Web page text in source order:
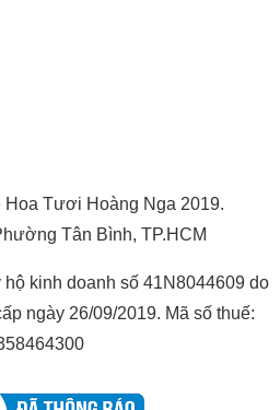
Hoa Tươi Hoàng Nga 2019.
Tân Bình, TP.HCM
kinh doanh số 41N8044609 do
ngày 26/09/2019. Mã số thuế: